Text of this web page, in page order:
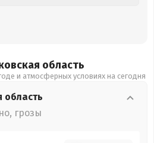
область
и атмосферных условиях на сегодня
область
грозы